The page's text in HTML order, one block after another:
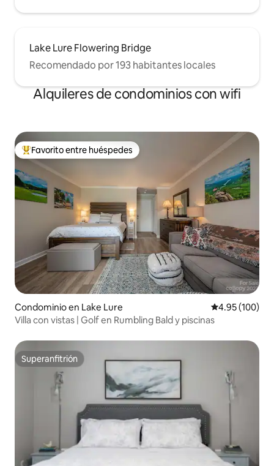
Lake Lure Flowering Bridge
Recomendado por 193 habitantes locales
Alquileres de condominios con wifi
De los mejores en Favorito entre huéspedes
Favorito entre huéspedes
Condominio en Lake Lure Calificación
4.95 (100)
Villa con vistas | Golf en Rumbling Bald y piscinas
Superanfitrión
Superanfitrión